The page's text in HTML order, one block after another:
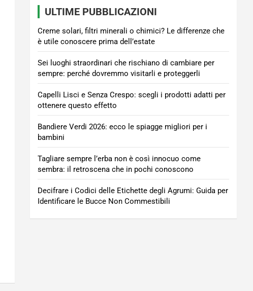
ULTIME PUBBLICAZIONI
Creme solari, filtri minerali o chimici? Le differenze che
è utile conoscere prima dell’estate
Sei luoghi straordinari che rischiano di cambiare per
sempre: perché dovremmo visitarli e proteggerli
Capelli Lisci e Senza Crespo: scegli i prodotti adatti per
ottenere questo effetto
Bandiere Verdi 2026: ecco le spiagge migliori per i
bambini
Tagliare sempre l’erba non è così innocuo come
sembra: il retroscena che in pochi conoscono
Decifrare i Codici delle Etichette degli Agrumi: Guida per
Identificare le Bucce Non Commestibili